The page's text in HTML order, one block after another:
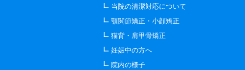
当院の清潔対応について
顎関節矯正・小顔矯正
猫背・肩甲骨矯正
妊娠中の方へ
院内の様子